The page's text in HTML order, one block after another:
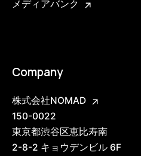
メディアバンク
Company
株式会社NOMAD
150-0022
東京都渋谷区恵比寿南
2-8-2 キョウデンビル 6F